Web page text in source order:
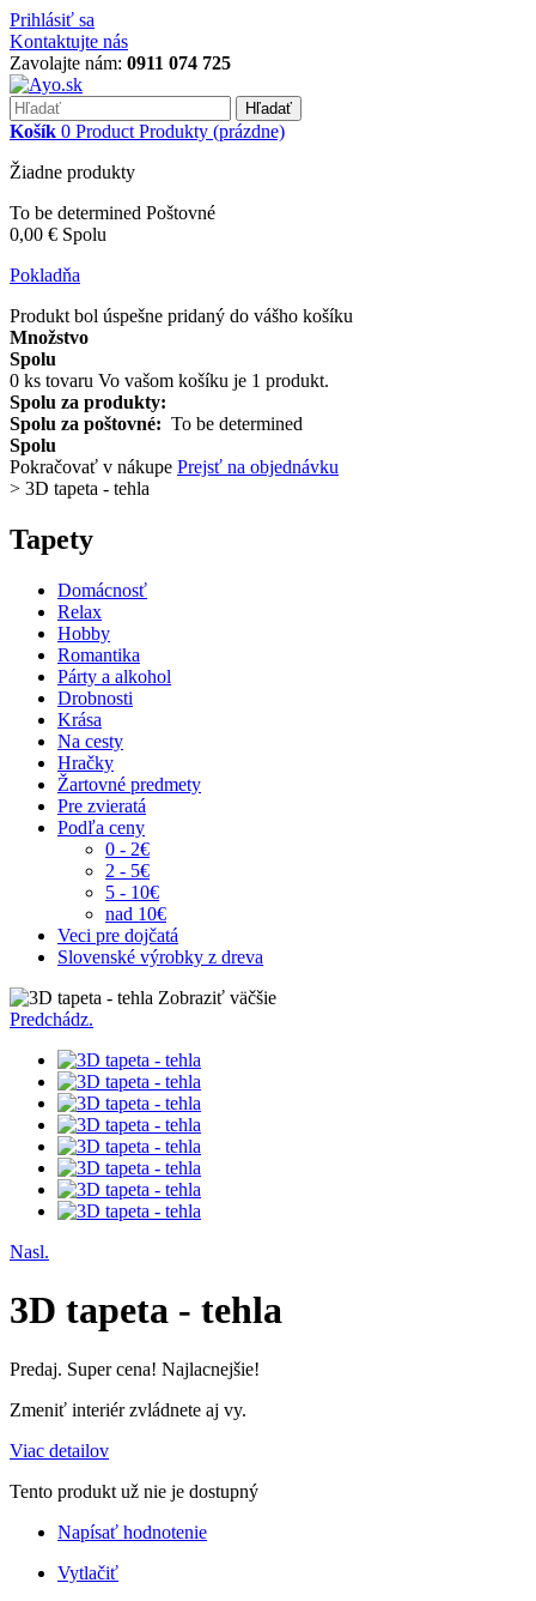
Prihlásiť sa
Kontaktujte nás
Zavolajte nám: 0911 074 725
Hľadať
Košík 0 Product Produkty (prázdne)
Žiadne produkty
To be determined Poštovné
0,00 € Spolu
Pokladňa
Produkt bol úspešne pridaný do vášho košíku
Množstvo
Spolu
0 ks tovaru Vo vašom košíku je 1 produkt.
Spolu za produkty:
Spolu za poštovné: To be determined
Spolu
Pokračovať v nákupe Prejsť na objednávku
> 3D tapeta - tehla
Tapety
Domácnosť
Relax
Hobby
Romantika
Párty a alkohol
Drobnosti
Krása
Na cesty
Hračky
Žartovné predmety
Pre zvieratá
Podľa ceny
0 - 2€
2 - 5€
5 - 10€
nad 10€
Veci pre dojčatá
Slovenské výrobky z dreva
Zobraziť väčšie
Predchádz.
Nasl.
3D tapeta - tehla
Predaj. Super cena! Najlacnejšie!
Zmeniť interiér zvládnete aj vy.
Viac detailov
Tento produkt už nie je dostupný
Napísať hodnotenie
Vytlačiť